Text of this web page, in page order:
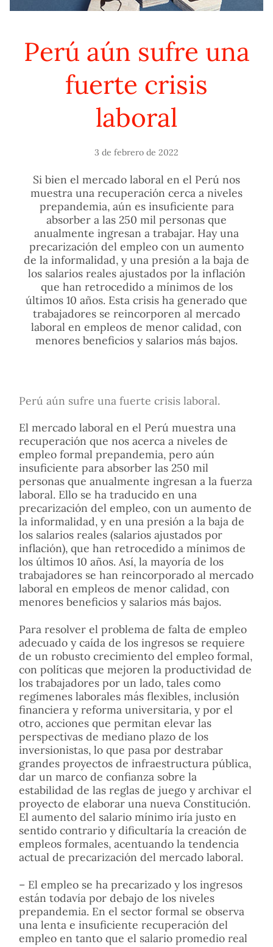
Perú aún sufre una
fuerte crisis
laboral
3 de febrero de 2022
Si bien el mercado laboral en el Perú nos
muestra una recuperación cerca a niveles
prepandemia, aún es insuficiente para
absorber a las 250 mil personas que
anualmente ingresan a trabajar. Hay una
precarización del empleo con un aumento
de la informalidad, y una presión a la baja de
los salarios reales ajustados por la inflación
que han retrocedido a mínimos de los
últimos 10 años. Esta crisis ha generado que
trabajadores se reincorporen al mercado
laboral en empleos de menor calidad, con
menores beneficios y salarios más bajos.
Perú aún sufre una fuerte crisis laboral.
El mercado laboral en el Perú muestra una
recuperación que nos acerca a niveles de
empleo formal prepandemia, pero aún
insuficiente para absorber las 250 mil
personas que anualmente ingresan a la fuerza
laboral. Ello se ha traducido en una
precarización del empleo, con un aumento de
la informalidad, y en una presión a la baja de
los salarios reales (salarios ajustados por
inflación), que han retrocedido a mínimos de
los últimos 10 años. Así, la mayoría de los
trabajadores se han reincorporado al mercado
laboral en empleos de menor calidad, con
menores beneficios y salarios más bajos.
Para resolver el problema de falta de empleo
adecuado y caída de los ingresos se requiere
de un robusto crecimiento del empleo formal,
con políticas que mejoren la productividad de
los trabajadores por un lado, tales como
regímenes laborales más flexibles, inclusión
financiera y reforma universitaria, y por el
otro, acciones que permitan elevar las
perspectivas de mediano plazo de los
inversionistas, lo que pasa por destrabar
grandes proyectos de infraestructura pública,
dar un marco de confianza sobre la
estabilidad de las reglas de juego y archivar el
proyecto de elaborar una nueva Constitución.
El aumento del salario mínimo iría justo en
sentido contrario y dificultaría la creación de
empleos formales, acentuando la tendencia
actual de precarización del mercado laboral.
– El empleo se ha precarizado y los ingresos
están todavía por debajo de los niveles
prepandemia. En el sector formal se observa
una lenta e insuficiente recuperación del
empleo en tanto que el salario promedio real